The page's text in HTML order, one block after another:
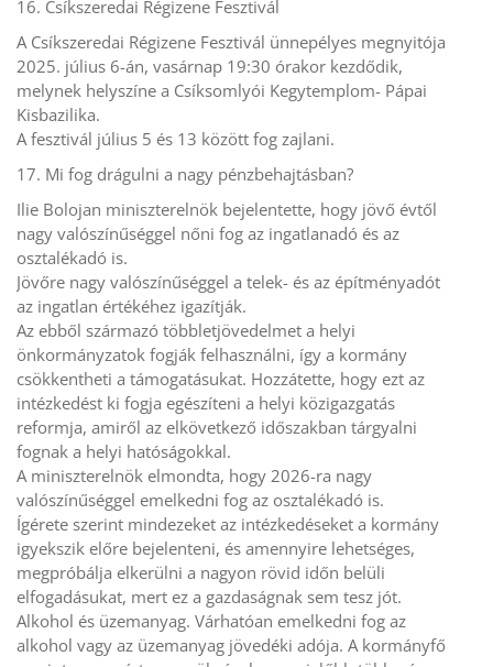
16. Csíkszeredai Régizene Fesztivál
A Csíkszeredai Régizene Fesztivál ünnepélyes megnyitója
2025. július 6-án, vasárnap 19:30 órakor kezdődik,
melynek helyszíne a Csíksomlyói Kegytemplom- Pápai
Kisbazilika.
A fesztivál július 5 és 13 között fog zajlani.
17. Mi fog drágulni a nagy pénzbehajtásban?
Ilie Bolojan miniszterelnök bejelentette, hogy jövő évtől
nagy valószínűséggel nőni fog az ingatlanadó és az
osztalékadó is.
Jövőre nagy valószínűséggel a telek- és az építményadót
az ingatlan értékéhez igazítják.
Az ebből származó többletjövedelmet a helyi
önkormányzatok fogják felhasználni, így a kormány
csökkentheti a támogatásukat. Hozzátette, hogy ezt az
intézkedést ki fogja egészíteni a helyi közigazgatás
reformja, amiről az elkövetkező időszakban tárgyalni
fognak a helyi hatóságokkal.
A miniszterelnök elmondta, hogy 2026-ra nagy
valószínűséggel emelkedni fog az osztalékadó is.
Ígérete szerint mindezeket az intézkedéseket a kormány
igyekszik előre bejelenteni, és amennyire lehetséges,
megpróbálja elkerülni a nagyon rövid időn belüli
elfogadásukat, mert ez a gazdaságnak sem tesz jót.
Alkohol és üzemanyag. Várhatóan emelkedni fog az
alkohol vagy az üzemanyag jövedéki adója. A kormányfő